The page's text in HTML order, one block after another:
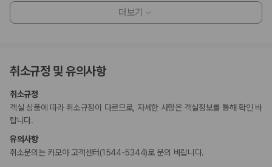
약 시 사용된 대표 예약자의 이름이어야 합니다.
이 숙박 시설에서 사용 가능한 결제 수단은 신용카드, 직불카드, 현금입니
을 갖추고 있습니다.
스와 같은 야외 공간이 있습니다. 이 부분이 염려되시면 도착 전에 숙박 시
설에 연락하여 적합한 객실을 이용할 수 있는지 확인하시기 바랍니다.
수영장 이용 시간은 06:00 ~ 22:00입니다.
마사지 서비스 및 스파 트리트먼트의 경우 사전 예약이 필요합니다. 예약
확인 메일에 나와 있는 연락처 정보로 도착 전에 리조트에 연락하여 예약하
실 수 있습니다.
더보기
취소규정 및 유의사항
취소규정
객실 상품에 따라 취소규정이 다르므로, 자세한 사항은 객실정보를 통해 확인 바
랍니다.
유의사항
취소문의는 카모아 고객센터(1544-5344)로 문의 바랍니다.